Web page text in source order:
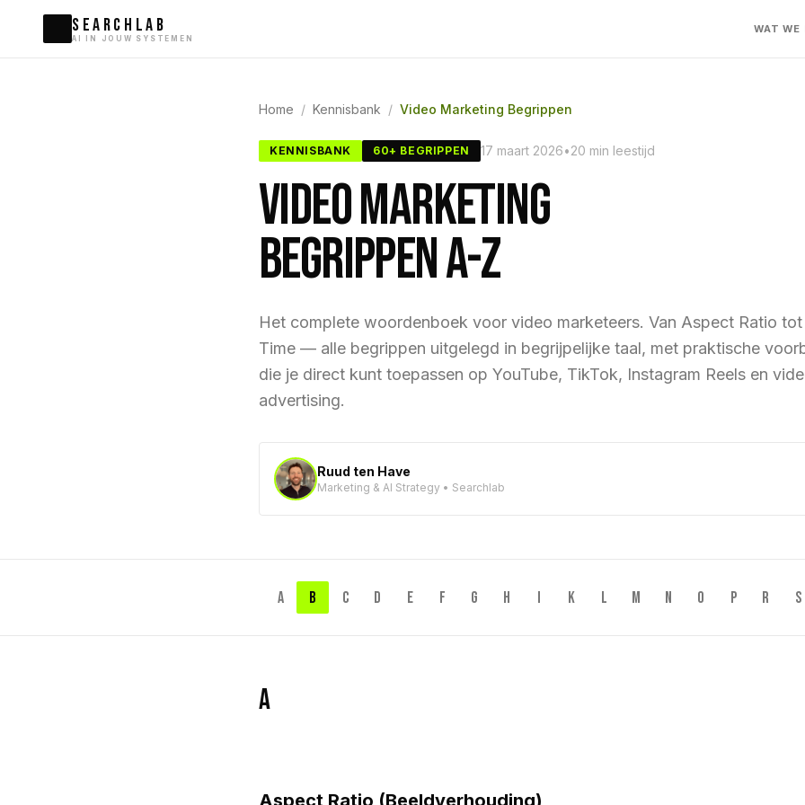
SEARCHLAB
AI IN JOUW SYSTEMEN
WAT WE
Home / Kennisbank / Video Marketing Begrippen
KENNISBANK 60+ BEGRIPPEN 17 maart 2026•20 min leestijd
VIDEO MARKETING
BEGRIPPEN A-Z
Het complete woordenboek voor video marketeers. Van Aspect Ratio
Time — alle begrippen uitgelegd in begrijpelijke taal, met praktische
die je direct kunt toepassen op YouTube, TikTok, Instagram Reels en
advertising.
Ruud ten Have
Marketing & AI Strategy • Searchlab
A B C D E F G H I K L M N O P R S
A
Aspect Ratio (Beeldverhouding)